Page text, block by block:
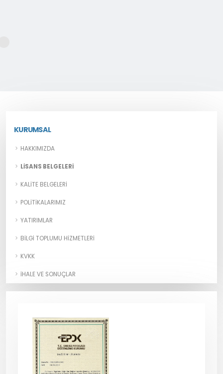
KURUMSAL
HAKKIMIZDA
LISANS BELGELERI
KALITE BELGELERI
POLITIKALARIMIZ
YATIRIMLAR
BILGI TOPLUMU HIZMETLERI
KVKK
İHALE VE SONUÇLAR